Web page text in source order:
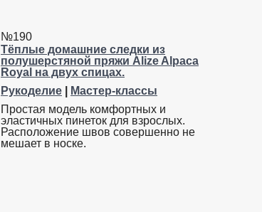
№190
Тёплые домашние следки из
полушерстяной пряжи Alize Alpaca
Royal на двух спицах.
Рукоделие
Мастер-классы
Простая модель комфортных и
эластичных пинеток для взрослых.
Расположение швов совершенно не
мешает в носке.